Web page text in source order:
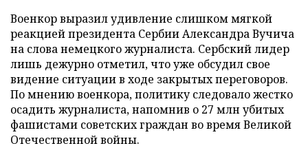
Военкор выразил удивление слишком мягкой
реакцией президента Сербии Александра Вучича
на слова немецкого журналиста. Сербский лидер
лишь дежурно отметил, что уже обсудил свое
видение ситуации в ходе закрытых переговоров.
По мнению военкора, политику следовало жестко
осадить журналиста, напомнив о 27 млн убитых
фашистами советских граждан во время Великой
Отечественной войны.